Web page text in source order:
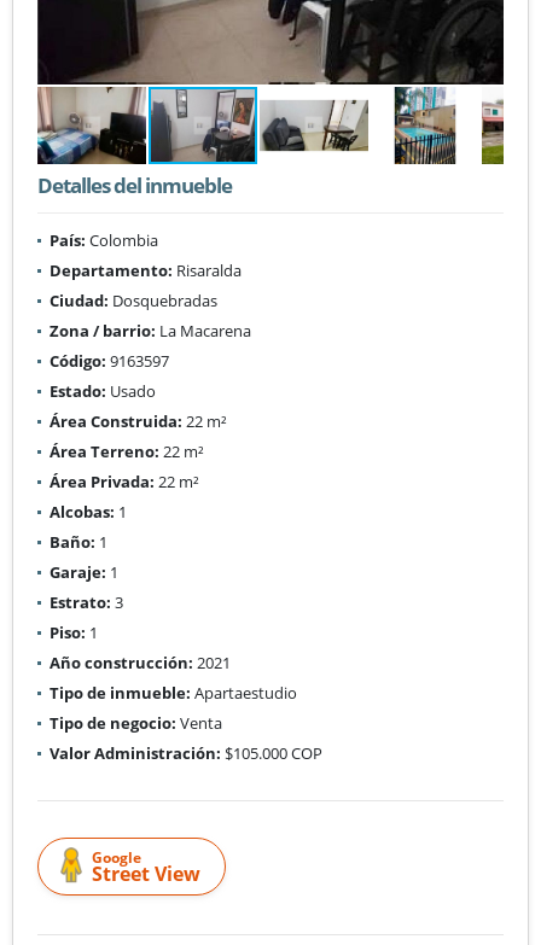
Detalles del inmueble
País: Colombia
Departamento: Risaralda
Ciudad: Dosquebradas
Zona / barrio: La Macarena
Código: 9163597
Estado: Usado
Área Construida: 22 m²
Área Terreno: 22 m²
Área Privada: 22 m²
Alcobas: 1
Baño: 1
Garaje: 1
Estrato: 3
Piso: 1
Año construcción: 2021
Tipo de inmueble: Apartaestudio
Tipo de negocio: Venta
Valor Administración: $105.000 COP
Google
Street View